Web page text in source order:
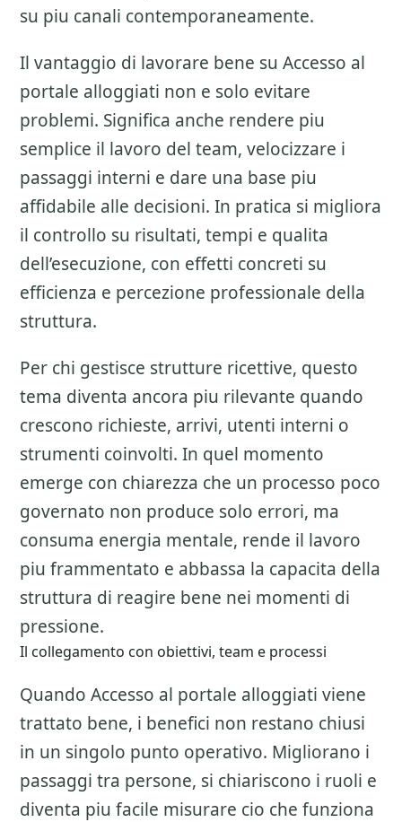
su piu canali contemporaneamente.
Il vantaggio di lavorare bene su Accesso al
portale alloggiati non e solo evitare
problemi. Significa anche rendere piu
semplice il lavoro del team, velocizzare i
passaggi interni e dare una base piu
affidabile alle decisioni. In pratica si migliora
il controllo su risultati, tempi e qualita
dell’esecuzione, con effetti concreti su
efficienza e percezione professionale della
struttura.
Per chi gestisce strutture ricettive, questo
tema diventa ancora piu rilevante quando
crescono richieste, arrivi, utenti interni o
strumenti coinvolti. In quel momento
emerge con chiarezza che un processo poco
governato non produce solo errori, ma
consuma energia mentale, rende il lavoro
piu frammentato e abbassa la capacita della
struttura di reagire bene nei momenti di
pressione.
Il collegamento con obiettivi, team e processi
Quando Accesso al portale alloggiati viene
trattato bene, i benefici non restano chiusi
in un singolo punto operativo. Migliorano i
passaggi tra persone, si chiariscono i ruoli e
diventa piu facile misurare cio che funziona